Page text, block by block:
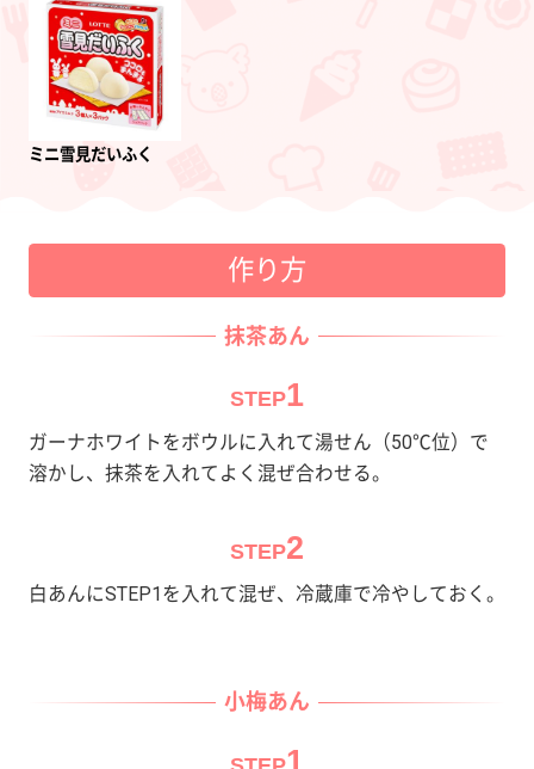
ミニ雪見だいふく
作り方
抹茶あん
STEP1
ガーナホワイトをボウルに入れて湯せん（50℃位）で
溶かし、抹茶を入れてよく混ぜ合わせる。
STEP2
白あんにSTEP1を入れて混ぜ、冷蔵庫で冷やしておく。
小梅あん